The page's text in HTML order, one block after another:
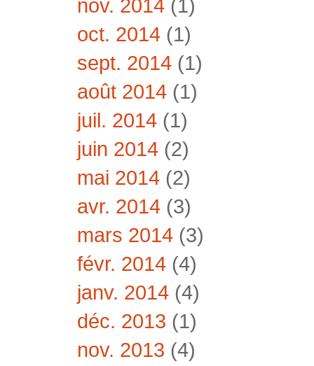
nov. 2014 (1)
oct. 2014 (1)
sept. 2014 (1)
août 2014 (1)
juil. 2014 (1)
juin 2014 (2)
mai 2014 (2)
avr. 2014 (3)
mars 2014 (3)
févr. 2014 (4)
janv. 2014 (4)
déc. 2013 (1)
nov. 2013 (4)